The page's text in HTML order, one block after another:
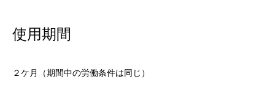
使用期間
２ケ月（期間中の労働条件は同じ）